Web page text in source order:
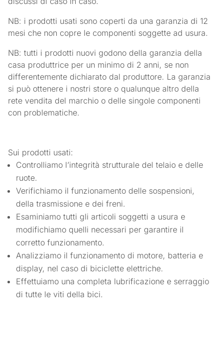
NB: i prodotti usati sono coperti da una garanzia di 12
mesi che non copre le componenti soggette ad usura.
NB: tutti i prodotti nuovi godono della garanzia della
casa produttrice per un minimo di 2 anni, se non
differentemente dichiarato dal produttore. La garanzia
si può ottenere i nostri store o qualunque altro della
rete vendita del marchio o delle singole componenti
con problematiche.
Sui prodotti usati:
Controlliamo l’integrità strutturale del telaio e delle
ruote.
Verifichiamo il funzionamento delle sospensioni,
della trasmissione e dei freni.
Esaminiamo tutti gli articoli soggetti a usura e
modifichiamo quelli necessari per garantire il
corretto funzionamento.
Analizziamo il funzionamento di motore, batteria e
display, nel caso di biciclette elettriche.
Effettuiamo una completa lubrificazione e serraggio
di tutte le viti della bici.